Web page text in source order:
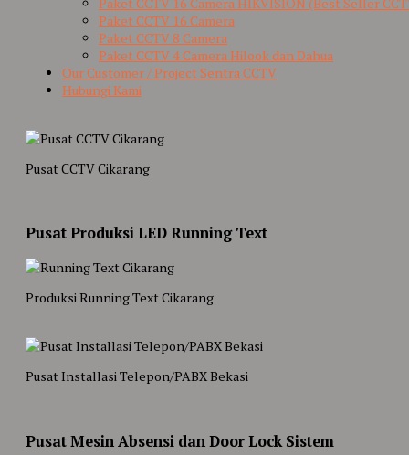
Paket CCTV 16 Camera
Paket CCTV 8 Camera
Paket CCTV 4 Camera Hilook dan Dahua
Our Customer / Project Sentra CCTV
Hubungi Kami
Pusat CCTV Cikarang
Pusat Produksi LED Running Text
Produksi Running Text Cikarang
Pusat Installasi Telepon/PABX Bekasi
Pusat Mesin Absensi dan Door Lock Sistem